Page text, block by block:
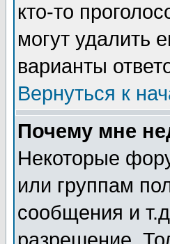
кто-то
могут удалить
варианты
Вернуться к
Почему мне
Некоторые
или группам
сообщения и